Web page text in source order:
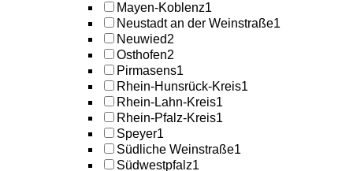
Mayen-Koblenz1
Neustadt an der Weinstraße1
Neuwied2
Osthofen2
Pirmasens1
Rhein-Hunsrück-Kreis1
Rhein-Lahn-Kreis1
Rhein-Pfalz-Kreis1
Speyer1
Südliche Weinstraße1
Südwestpfalz1